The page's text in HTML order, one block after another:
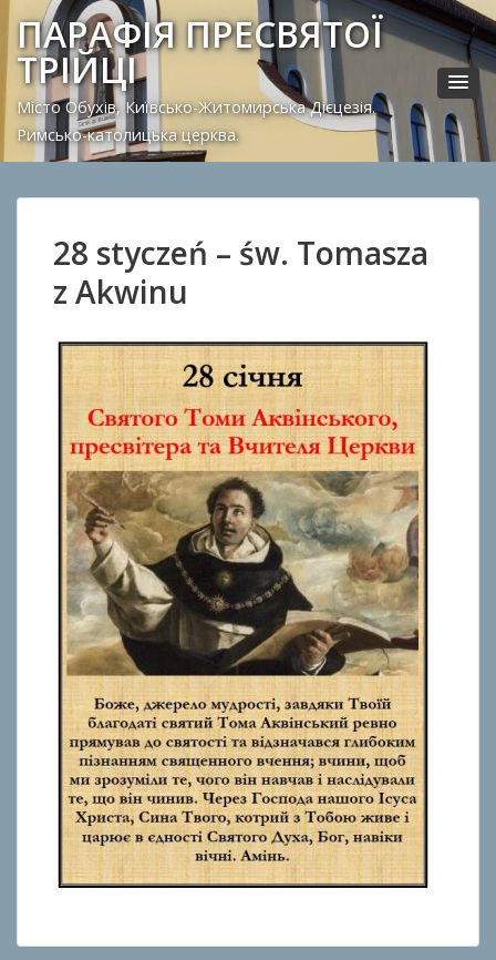
ПАРАФІЯ ПРЕСВЯТОЇ
ТРІЙЦІ
Місто Обухів, Київсько-Житомирська Дієцезія.
Римсько-католицька церква.
28 styczeń – św. Tomasza
z Akwinu